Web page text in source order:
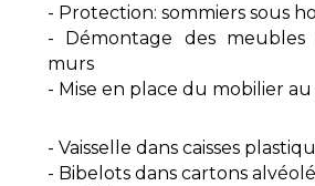
- Protection: sommiers sous
- Démontage des
murs
- Mise en place du mobilier au
- Vaisselle dans caisses
- Bibelots dans cartons